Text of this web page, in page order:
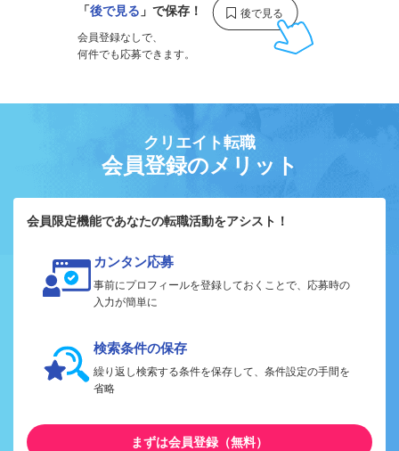
「後で見る 」で保存！
会員登録なしで、
何件でも応募できます。
クリエイト転職
会員登録のメリット
会員限定機能であなたの転職活動をアシスト！
カンタン応募
事前にプロフィールを登録しておくことで、応募時の
入力が簡単に
検索条件の保存
繰り返し検索する条件を保存して、条件設定の手間を
省略
まずは会員登録（無料）